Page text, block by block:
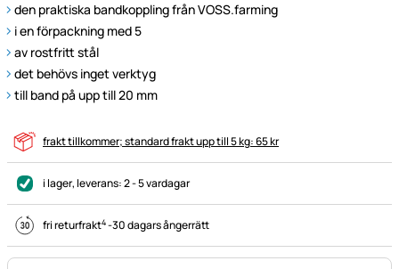
den praktiska bandkoppling från VOSS.farming
i en förpackning med 5
av rostfritt stål
det behövs inget verktyg
till band på upp till 20 mm
frakt tillkommer; standard frakt upp till 5 kg: 65 kr
i lager, leverans:2 - 5 vardagar
fri returfrakt4-30 dagars ångerrätt